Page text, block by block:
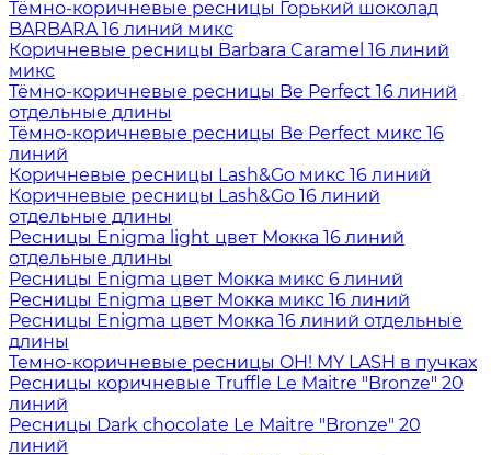
Тёмно-коричневые ресницы Горький шоколад
BARBARA 16 линий микс
Коричневые ресницы Barbara Caramel 16 линий
микс
Тёмно-коричневые ресницы Be Perfect 16 линий
отдельные длины
Тёмно-коричневые ресницы Be Perfect микс 16
линий
Коричневые ресницы Lash&Go микс 16 линий
Коричневые ресницы Lash&Go 16 линий
отдельные длины
Ресницы Enigma light цвет Мокка 16 линий
отдельные длины
Ресницы Enigma цвет Мокка микс 6 линий
Ресницы Enigma цвет Мокка микс 16 линий
Ресницы Enigma цвет Мокка 16 линий отдельные
длины
Темно-коричневые ресницы OH! MY LASH в пучках
Ресницы коричневые Truffle Le Maitre "Bronze" 20
линий
Ресницы Dark chocolate Le Maitre "Bronze" 20
линий